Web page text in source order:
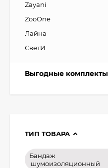
Zayani
ZooOne
Лайна
СветИ
Выгодные комплекты
ТИП ТОВАРА
Бандаж
шумоизоляционный